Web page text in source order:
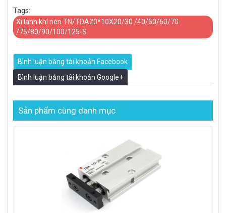
Tags:
Xi lanh khí nén TN/TDA20*10X20/30 /40/50/60/70
/75/80/90/100/125-S
Bình luận bằng tài khoản Facebook
Bình luận bằng tài khoản Google+
Sản phẩm cùng danh mục